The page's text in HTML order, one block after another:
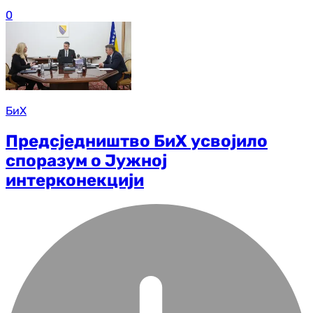
0
БиХ
Предсједништво БиХ усвојило
споразум о Јужној
интерконекцији